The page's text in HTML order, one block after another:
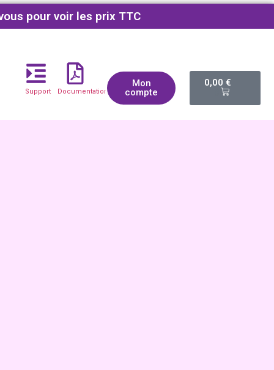
pour voir les prix TTC
Support Documentations
Mon
compte
0,00 €